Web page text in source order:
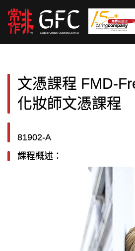
文憑課程 FMD-
化妝師文憑課程
81902-A
課程概述：